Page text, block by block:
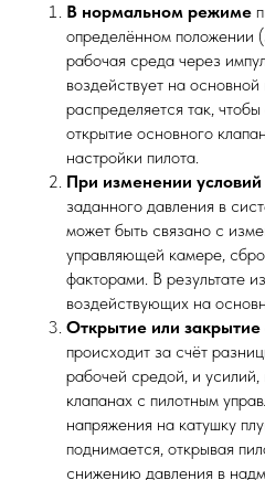
В нормальном режиме
определённом положении
рабочая среда через
воздействует на
распределяется так,
открытие основного
настройки пилота.
При изменении условий
заданного давления в
может быть связано с
управляющей камере,
факторами. В результате
воздействующих на
Открытие или
происходит за счёт
рабочей средой, и усилий,
клапанах с пилотным
напряжения на катушку
поднимается, открывая
снижению давления в